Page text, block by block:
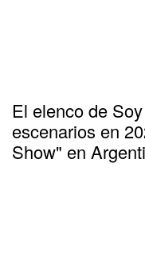
El elenco de
escenarios en
Show" en